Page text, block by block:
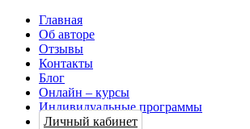
Главная
Об авторе
Отзывы
Контакты
Блог
Онлайн – курсы
Индивидуальные программы
Личный кабинет